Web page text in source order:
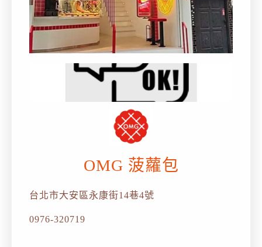
OMG 菠蘿包
台北市大安區永康街14巷4號
0976-320719